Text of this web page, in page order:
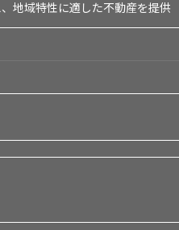
地域特性に適した不動産を提供